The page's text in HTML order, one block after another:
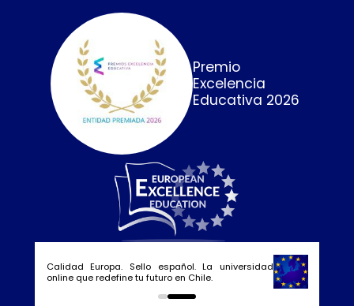
Premio
Excelencia
Educativa 2026
Calidad Europa. Sello español. La universidad
online que redefine tu futuro en Chile.
0 1